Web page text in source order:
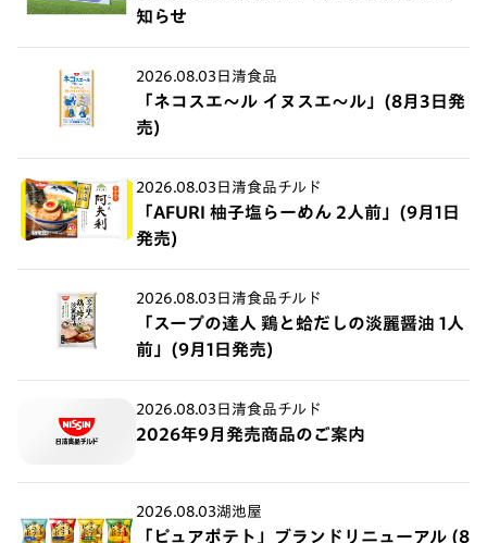
知らせ
2026.08.03 日清食品
「ネコスエ～ル イヌスエ～ル」(8月3日発
売)
2026.08.03 日清食品チルド
「AFURI 柚子塩らーめん 2人前」(9月1日
発売)
2026.08.03 日清食品チルド
「スープの達人 鶏と蛤だしの淡麗醤油 1人
前」(9月1日発売)
2026.08.03 日清食品チルド
2026年9月発売商品のご案内
2026.08.03湖池屋
「ピュアポテト」ブランドリニューアル (8